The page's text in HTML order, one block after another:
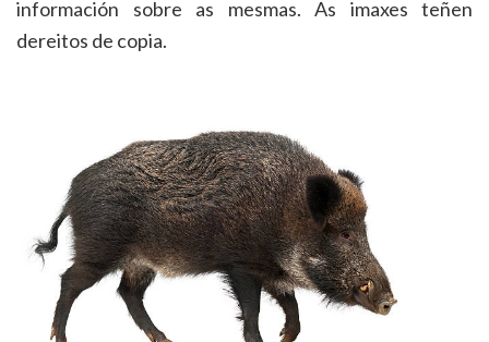
información sobre as mesmas. As imaxes teñen
dereitos de copia.